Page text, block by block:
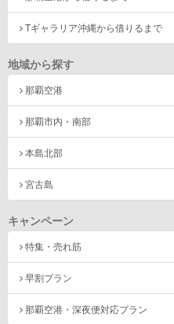
Tギャラリア沖縄から借りるまで
地域から探す
那覇空港
那覇市内・南部
本島北部
宮古島
キャンペーン
特集・売れ筋
早割プラン
那覇空港・深夜便対応プラン